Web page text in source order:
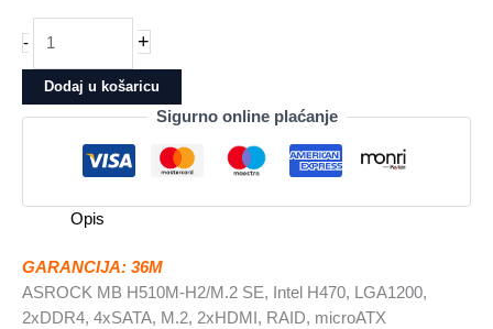
-
MB
H510M-
H2/M.2
LGA1200,
2xDDR44xSATA,
2xHDMI,
RAID,
microATX
+
Dodaj u košaricu
Sigurno online plaćanje
Opis
GARANCIJA: 36M
ASROCK MB H510M-H2/M.2 SE, Intel H470, LGA1200,
2xDDR4, 4xSATA, M.2, 2xHDMI, RAID, microATX